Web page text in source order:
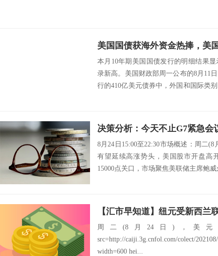
美国国债获海外资金热捧，美
本月10年期美国国债发行的明细结果
录新高。美国财政部周一公布的8月11
行的410亿美元债券中，外国和国际类
8月24日15:00至22:30市场概述：周二
有望延续高涨势头，美国股市开盘高
15000点关口，市场聚焦美联储主席鲍
周二(8月24日)，美元
src=http://caiji.3g.cnfol.com/colect/
width=600 hei...